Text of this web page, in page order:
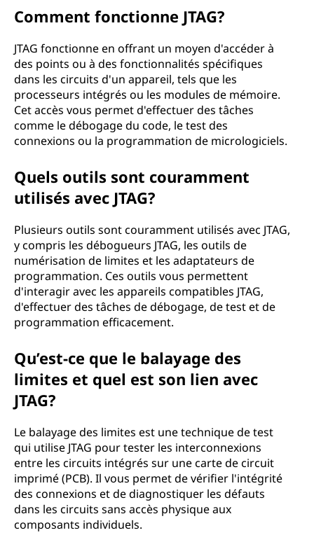
Comment fonctionne JTAG?
JTAG fonctionne en offrant un moyen d'accéder à
des points ou à des fonctionnalités spécifiques
dans les circuits d'un appareil, tels que les
processeurs intégrés ou les modules de mémoire.
Cet accès vous permet d'effectuer des tâches
comme le débogage du code, le test des
connexions ou la programmation de micrologiciels.
Quels outils sont couramment
utilisés avec JTAG?
Plusieurs outils sont couramment utilisés avec JTAG,
y compris les débogueurs JTAG, les outils de
numérisation de limites et les adaptateurs de
programmation. Ces outils vous permettent
d'interagir avec les appareils compatibles JTAG,
d'effectuer des tâches de débogage, de test et de
programmation efficacement.
Qu’est-ce que le balayage des
limites et quel est son lien avec
JTAG?
Le balayage des limites est une technique de test
qui utilise JTAG pour tester les interconnexions
entre les circuits intégrés sur une carte de circuit
imprimé (PCB). Il vous permet de vérifier l'intégrité
des connexions et de diagnostiquer les défauts
dans les circuits sans accès physique aux
composants individuels.